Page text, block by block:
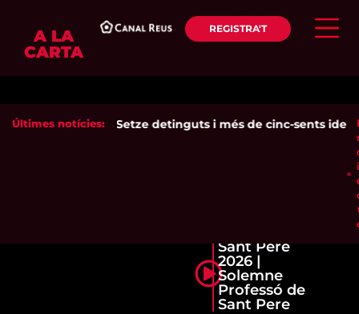
A LA
CARTA
REGISTRA'T
Últimes notícies: Setze detinguts i més de cinc-sents
Sant Pere
2026 |
Solemne
Professó de
Sant Pere